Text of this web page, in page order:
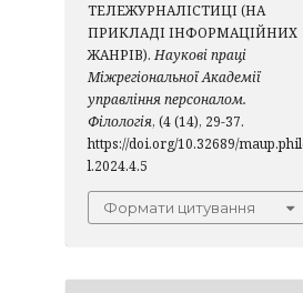
ТЕЛЕЖУРНАЛІСТИЦІ (НА
ПРИКЛАДІ ІНФОРМАЦІЙНИХ
ЖАНРІВ). Наукові праці
Міжрегіональної Академії
управління персоналом.
Філологія, (4 (14), 29-37.
https://doi.org/10.32689/
l.2024.4.5
Формати цитування